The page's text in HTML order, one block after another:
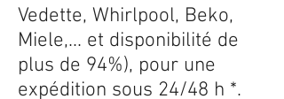
Vedette, Whirlpool, Beko,
Miele,... et disponibilité de
plus de 94%), pour une
expédition sous 24/48 h *.